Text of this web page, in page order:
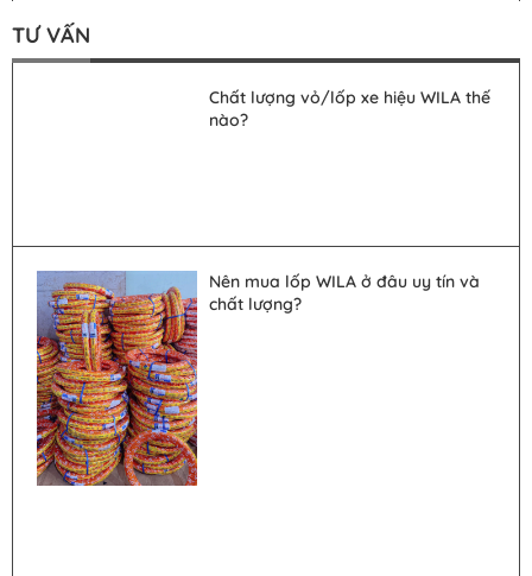
TƯ VẤN
Chất lượng vỏ/lốp xe hiệu WILA thế
nào?
Nên mua lốp WILA ở đâu uy tín và
chất lượng?